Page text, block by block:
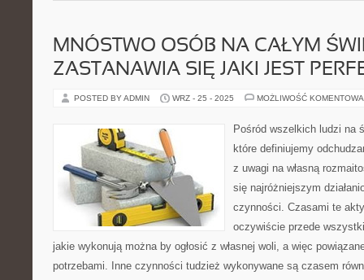
MNÓSTWO OSÓB NA CAŁYM
ZASTANAWIA SIĘ JAKI JEST
POSTED BY ADMIN WRZ - 25 - 2025 MOŻLIWOŚĆ
Pośród wszelkich ludzi na
które definiujemy
z uwagi na własną
się najróżniejszym
czynności. Czasami te
oczywiście przede
jakie wykonują można by ogłosić z własnej woli, a więc
potrzebami. Inne czynności tudzież wykonywane są czasem